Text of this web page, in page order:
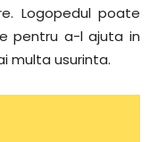
Logopedul poate
pentru a-l ajuta in
multa usurinta.